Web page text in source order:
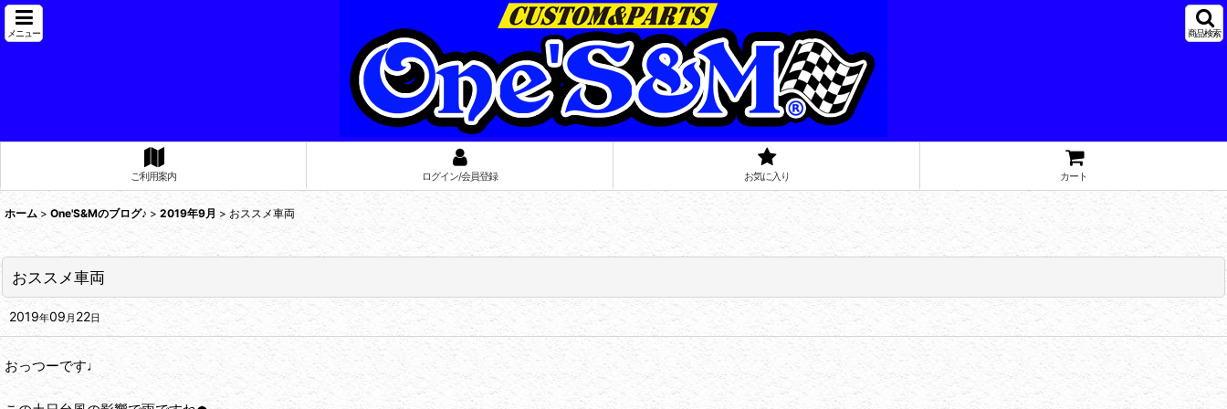
メニュー 商品検索
ご利用案内 ログイン/会員登録 お気に入り カート
ホーム > One'S&Mのブログ♪ > 2019年9月 > おススメ車両
おススメ車両
2019年09 月 22日
おっつーです♩